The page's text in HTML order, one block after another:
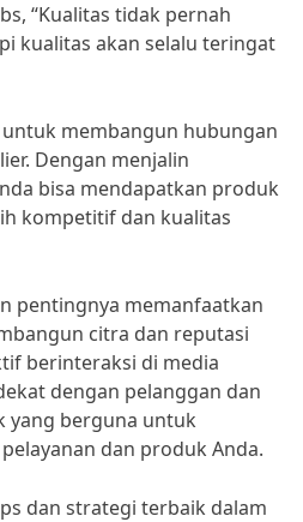
“Kualitas tidak pernah
kualitas akan selalu teringat
membangun hubungan
Dengan menjalin
bisa mendapatkan produk
kompetitif dan kualitas
pentingnya memanfaatkan
citra dan reputasi
berinteraksi di media
dengan pelanggan dan
yang berguna untuk
dan produk Anda.
dan strategi terbaik dalam